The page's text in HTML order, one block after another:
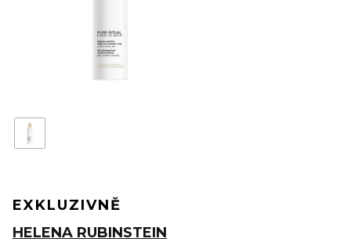
EXKLUZIVNĚ
HELENA RUBINSTEIN